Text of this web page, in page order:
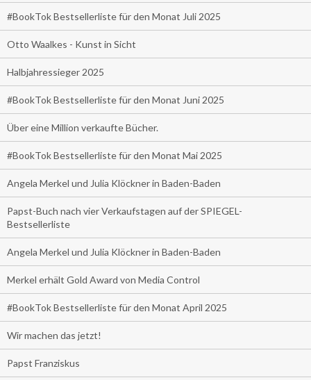
#BookTok Bestsellerliste für den Monat Juli 2025
Otto Waalkes - Kunst in Sicht
Halbjahressieger 2025
#BookTok Bestsellerliste für den Monat Juni 2025
Über eine Million verkaufte Bücher.
#BookTok Bestsellerliste für den Monat Mai 2025
Angela Merkel und Julia Klöckner in Baden-Baden
Papst-Buch nach vier Verkaufstagen auf der SPIEGEL-
Bestsellerliste
Angela Merkel und Julia Klöckner in Baden-Baden
Merkel erhält Gold Award von Media Control
#BookTok Bestsellerliste für den Monat April 2025
Wir machen das jetzt!
Papst Franziskus